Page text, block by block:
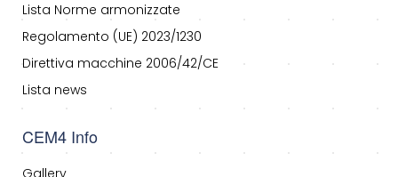
Lista Norme armonizzate
Regolamento (UE) 2023/1230
Direttiva macchine 2006/42/CE
Lista news
CEM4 Info